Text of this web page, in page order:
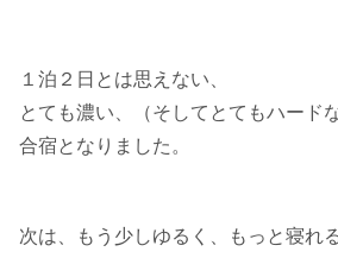
１泊２日とは思えない、
とても濃い、（そしてとてもハードな
合宿となりました。
次は、もう少しゆるく、もっと寝れ